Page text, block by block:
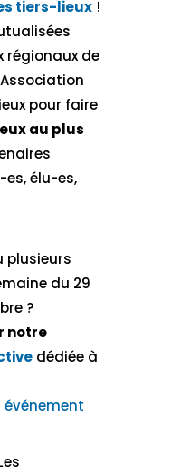
tiers-lieux !
régionaux de
pour faire
au plus
élu-es,
plusieurs
du 29
?
notre
dédiée à
événement